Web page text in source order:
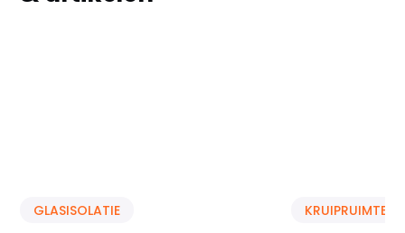
GLASISOLATIE KRUIPRUIMTE